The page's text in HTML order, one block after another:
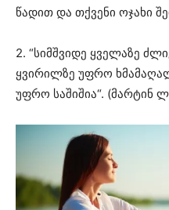
წადით და თქვენი ოჯახი
2. “სიმშვიდე ყველაზე
ყვირილზე უფრო
უფრო საშიშია“. (მარტინ